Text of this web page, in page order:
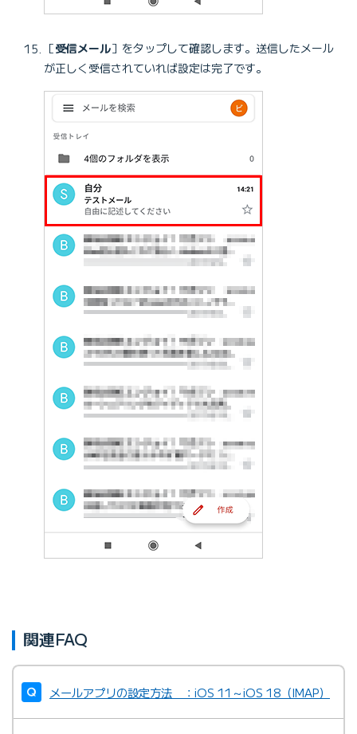
［受信メール］をタップして確認します。送信したメール
が正しく受信されていれば設定は完了です。
関連FAQ
メールアプリの設定方法 ：iOS 11～iOS 18（IMAP）